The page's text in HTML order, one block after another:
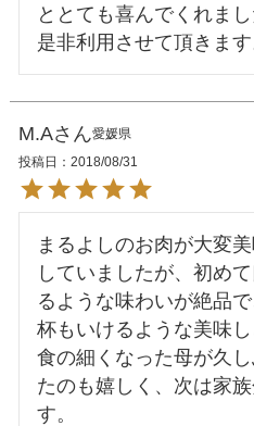
ととても喜んでくれま
是非利用させて頂きます
M.A
愛媛県
投稿日
2018/08/31
まるよしのお肉が大変
していましたが、初め
るような味わいが絶品
杯もいけるような美味し
食の細くなった母が久
たのも嬉しく、次は家